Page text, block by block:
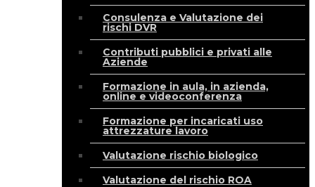
Consulenza e Valutazione dei
rischi DVR
Contributi pubblici e privati alle
Aziende
Formazione in aula, in azienda,
online e videoconferenza
Formazione per incaricati uso
attrezzature lavoro
Valutazione rischio biologico
Valutazione del rischio ROA